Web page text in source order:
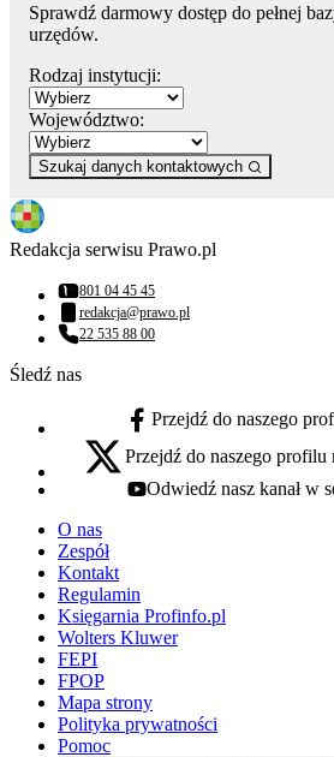
Sprawdź darmowy dostęp do pełnej
urzędów.
Rodzaj instytucji:
Województwo:
Szukaj danych kontaktowych
Redakcja serwisu Prawo.pl
Numer telefonu:
801 04 45 45
Adres email:
redakcja@prawo.pl
Numer telefonu:
22 535 88 00
Śledź nas
facebook - otwiera się w nowej
Przejdź do naszego
x - otwiera się w nowej karcie
Przejdź do naszego
youtube - otwiera się w nowej karcie
Odwiedź nasz kanał w
O nas
Zespół
Kontakt
Regulamin
Księgarnia Profinfo.pl
Wolters Kluwer
FEPI
FPOP
Mapa strony
Polityka prywatności
Pomoc